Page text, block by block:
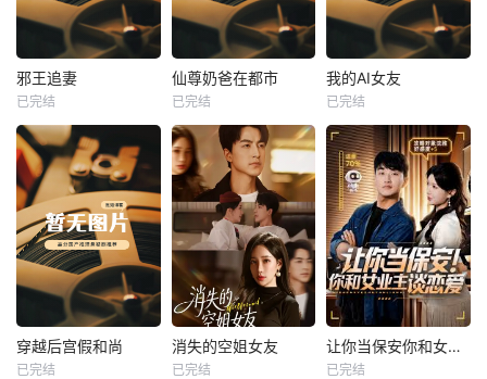
热播
邪王追妻
未知
邪王追妻
已完结
热播
未知
仙尊奶爸在都市
已完结
热播
我的AI女友
未知
我的AI女友
已完结
热播
穿越后宫假和尚
已完结
热播
消失的空姐女友
已完结
热播 让你当保安你和女业主谈恋爱
已完结